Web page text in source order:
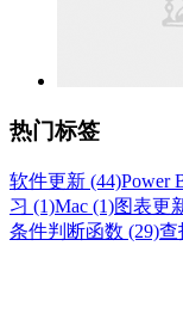
热门标签
软件更新 (44)Power
习 (1)Mac (1)图表更
条件判断函数 (29)查